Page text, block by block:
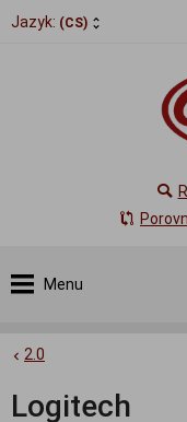
Jazyk: (CS)
Menu
2.0
Logitech